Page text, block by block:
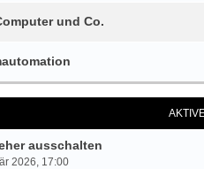
und Co.
ausschalten
2026, 17:00